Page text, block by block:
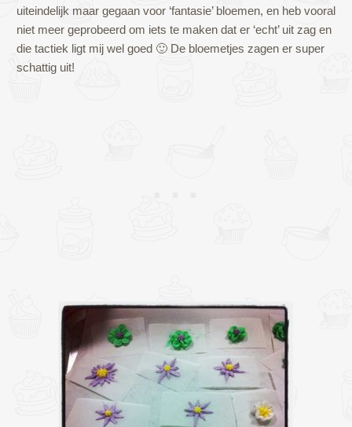
uiteindelijk maar gegaan voor ‘fantasie’ bloemen, en heb vooral
niet meer geprobeerd om iets te maken dat er ‘echt’ uit zag en
die tactiek ligt mij wel goed 🙂 De bloemetjes zagen er super
schattig uit!